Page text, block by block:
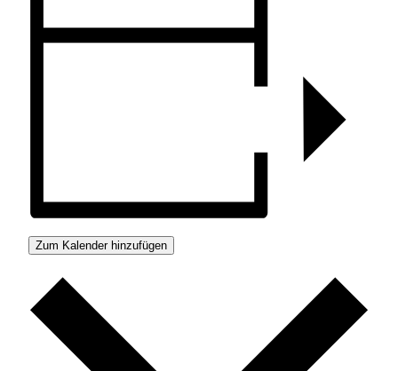
Zum Kalender hinzufügen